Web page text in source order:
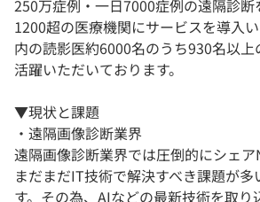
250万症例・一日7000症例の遠隔診
1200超の医療機関にサービスを導入
内の読影医約6000名のうち930名以
活躍いただいております。
▼現状と課題
・遠隔画像診断業界
遠隔画像診断業界では圧倒的にシェア
まだまだIT技術で解決すべき課題が多
す。その為、AIなどの最新技術を取